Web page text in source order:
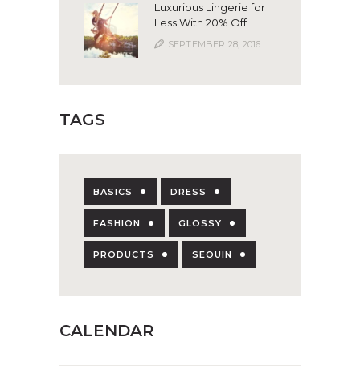
Luxurious Lingerie for
Less With 20% Off
SEPTEMBER 28, 2016
TAGS
BASICS DRESS
FASHION GLOSSY
PRODUCTS SEQUIN
CALENDAR